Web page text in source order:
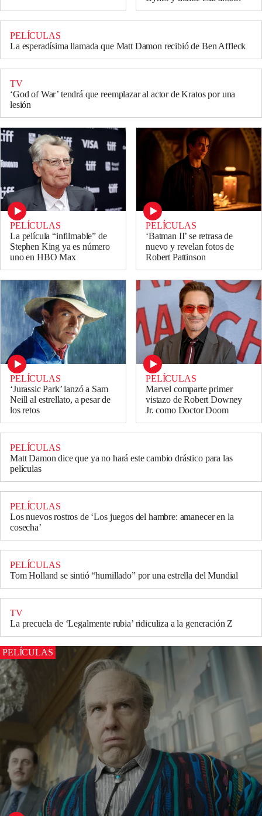
PELÍCULAS
La esperadísima llamada que Matt Damon recibió de Ben Affleck
TV
‘God of War’ tendrá que reemplazar al actor de Kratos por una
lesión
PELÍCULAS
La película “infilmable” de
Stephen King ya es número
uno en HBO Max
PELÍCULAS
‘Batman II’ se retrasa de
nuevo y revelan fotos de
Robert Pattinson
PELÍCULAS
‘Jurassic Park’ lanzó a Sam
Neill al estrellato, a pesar de
los retos
PELÍCULAS
Marvel comparte primer
vistazo de Robert Downey
Jr. como Doctor Doom
PELÍCULAS
Matt Damon dice que ya no hará este cambio drástico para las
películas
PELÍCULAS
Los nuevos rostros de ‘Los juegos del hambre: amanecer en la
cosecha’
PELÍCULAS
Tom Holland se sintió “humillado” por una estrella del Mundial
TV
La precuela de ‘Legalmente rubia’ ridiculiza a la generación Z
PELÍCULAS